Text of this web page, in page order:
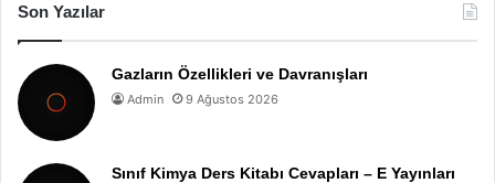
Son Yazılar
Gazların Özellikleri ve Davranışları
Admin 9 Ağustos 2026
Sınıf Kimya Ders Kitabı Cevapları – E Yayınları